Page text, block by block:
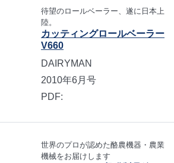
待望のロールベーラー、遂に日本上
陸。
カッティングロールベーラー
V660
DAIRYMAN
2010年6月号
PDF:
世界のプロが認めた酪農機器・農業
機械をお届けします